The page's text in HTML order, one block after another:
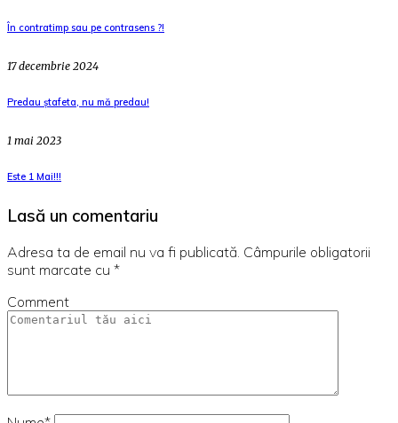
În contratimp sau pe contrasens ?!
17 decembrie 2024
Predau ștafeta, nu mă predau!
1 mai 2023
Este 1 Mai!!!
Lasă un comentariu
Adresa ta de email nu va fi publicată. Câmpurile obligatorii
sunt marcate cu *
Comment